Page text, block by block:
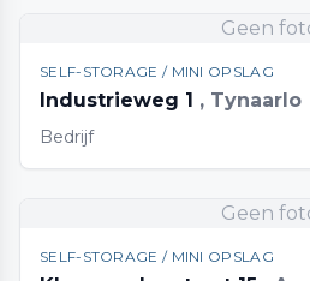
Geen
SELF-STORAGE / MINI OPSLAG
Industrieweg 1 , Tynaarlo
Bedrijf
Geen
SELF-STORAGE / MINI OPSLAG